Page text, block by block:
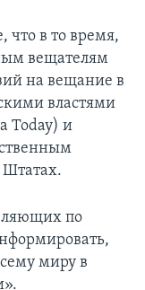
что в то время,
вещателям
на вещание в
властями
Today) и
Штатах.
по
миру в